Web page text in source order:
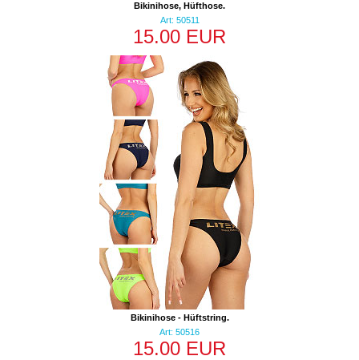
Bikinihose, Hüfthose.
Art: 50511
15.00 EUR
Bikinihose - Hüftstring.
Art: 50516
15.00 EUR